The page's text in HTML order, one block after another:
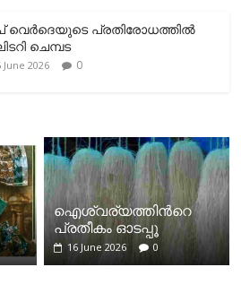
വെര്‍ദെയുടെ പ്രതിരോധത്തില്‍
ചെമ്പട
June 2026 0
ഐശ്വര്യത്തിന്‍റെ
പ്രതീകം ഓടപ്പൂ
16 June 2026 0